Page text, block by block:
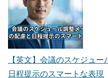
【英文】会議のスケジュ
日程提示のスマートな表現